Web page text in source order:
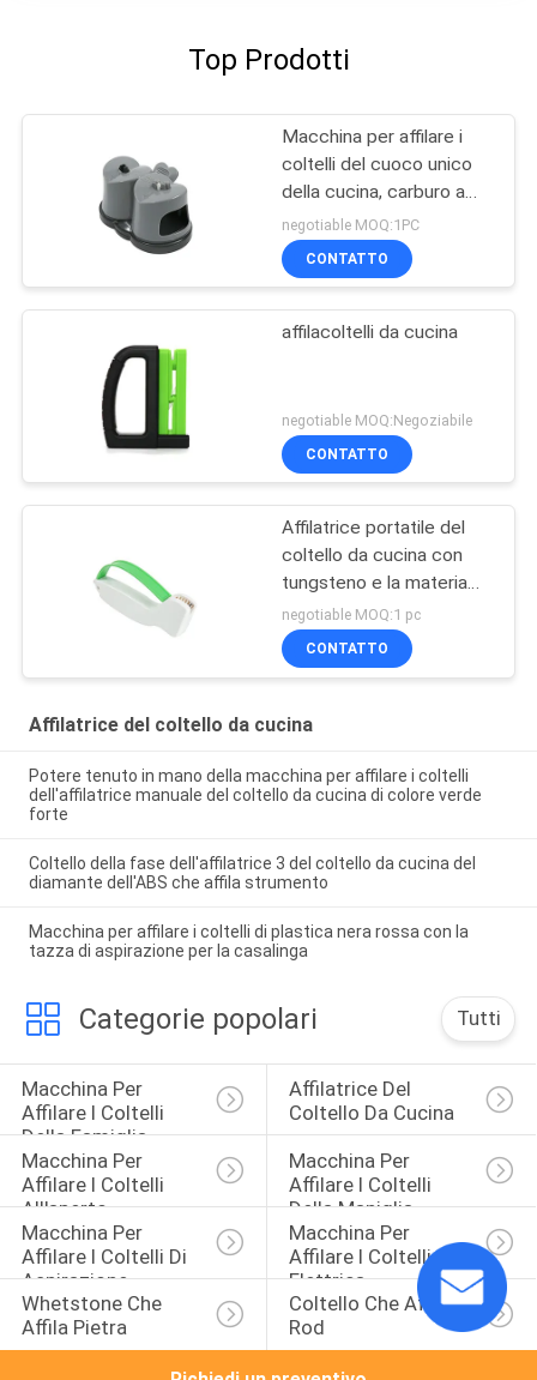
Top Prodotti
Macchina per affilare i
coltelli del cuoco unico
della cucina, carburo a
due fasi ed affilatrice
ceramica
negotiable MOQ:1PC
CONTATTO
affilacoltelli da cucina
negotiable MOQ:Negoziabile
CONTATTO
Affilatrice portatile del
coltello da cucina con
tungsteno e la materia
plastica dell'ABS
negotiable MOQ:1 pc
CONTATTO
Affilatrice del coltello da cucina
Potere tenuto in mano della macchina per affilare i coltelli
dell'affilatrice manuale del coltello da cucina di colore verde
forte
Coltello della fase dell'affilatrice 3 del coltello da cucina del
diamante dell'ABS che affila strumento
Macchina per affilare i coltelli di plastica nera rossa con la
tazza di aspirazione per la casalinga
Categorie popolari Tutti
Macchina Per
Affilare I Coltelli
Della Famiglia
Affilatrice Del
Coltello Da Cucina
Macchina Per
Affilare I Coltelli
All'aperto
Macchina Per
Affilare I Coltelli
Della Maniglia
Macchina Per
Affilare I Coltelli Di
Aspirazione
Macchina Per
Affilare I Coltelli
Elettrica
Whetstone Che
Affila Pietra
Coltello Che Affila
Rod